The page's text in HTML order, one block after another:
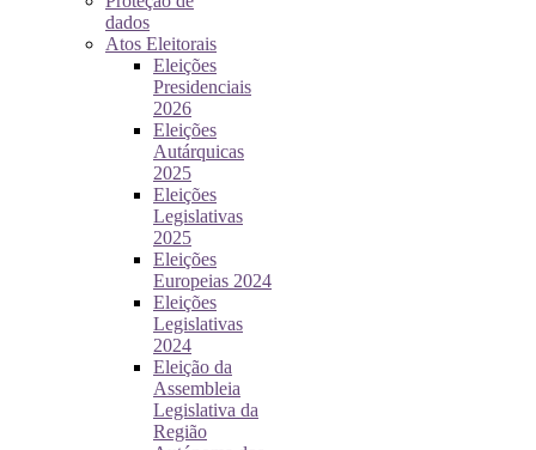
dados
Atos Eleitorais
Eleições
Presidenciais
2026
Eleições
Autárquicas
2025
Eleições
Legislativas
2025
Eleições
Europeias 2024
Eleições
Legislativas
2024
Eleição da
Assembleia
Legislativa da
Região